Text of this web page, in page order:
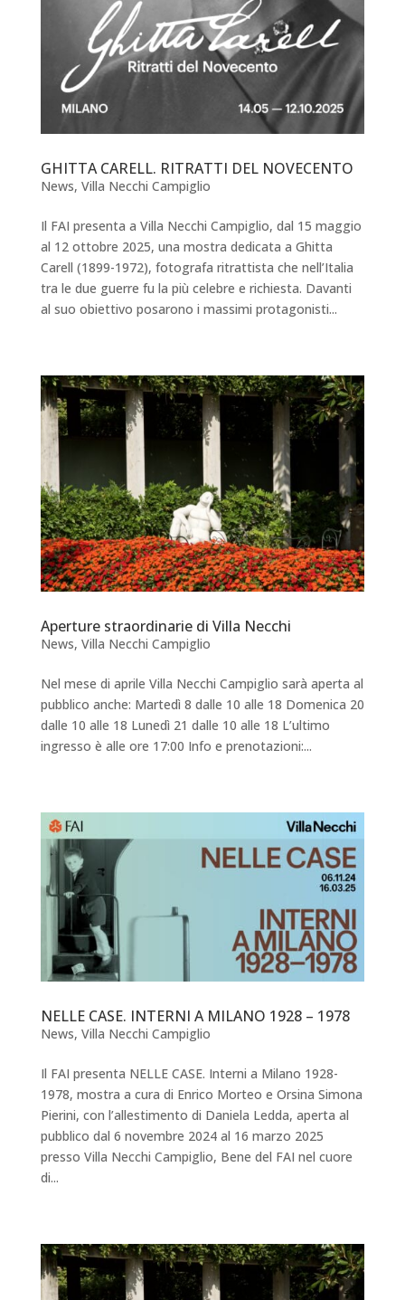
GHITTA CARELL. RITRATTI DEL NOVECENTO
News, Villa Necchi Campiglio
Il FAI presenta a Villa Necchi Campiglio, dal 15 maggio
al 12 ottobre 2025, una mostra dedicata a Ghitta
Carell (1899-1972), fotografa ritrattista che nell’Italia
tra le due guerre fu la più celebre e richiesta. Davanti
al suo obiettivo posarono i massimi protagonisti...
Aperture straordinarie di Villa Necchi
News, Villa Necchi Campiglio
Nel mese di aprile Villa Necchi Campiglio sarà aperta al
pubblico anche: Martedì 8 dalle 10 alle 18 Domenica 20
dalle 10 alle 18 Lunedì 21 dalle 10 alle 18 L’ultimo
ingresso è alle ore 17:00 Info e prenotazioni:...
NELLE CASE. INTERNI A MILANO 1928 – 1978
News, Villa Necchi Campiglio
Il FAI presenta NELLE CASE. Interni a Milano 1928-
1978, mostra a cura di Enrico Morteo e Orsina Simona
Pierini, con l’allestimento di Daniela Ledda, aperta al
pubblico dal 6 novembre 2024 al 16 marzo 2025
presso Villa Necchi Campiglio, Bene del FAI nel cuore
di...